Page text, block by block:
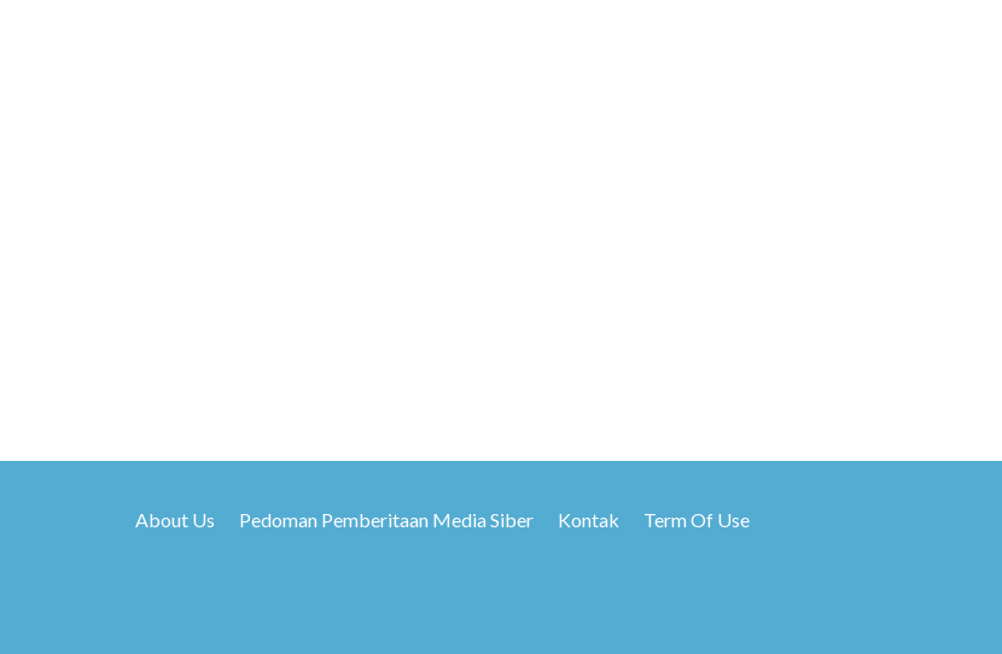
About Us Pedoman Pemberitaan Media Siber Kontak Term Of Use